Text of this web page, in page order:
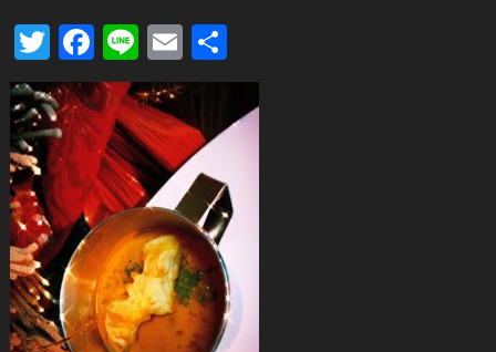
Twitter
Facebook
LineEmail
有